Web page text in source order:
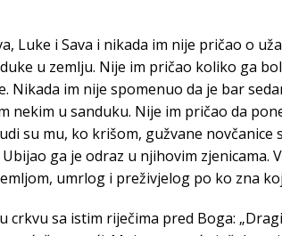
Luke i Sava i nikada im nije pričao o
u zemlju. Nije im pričao koliko ga
Nikada im nije spomenuo da je bar
nekim u sanduku. Nije im pričao da
su mu, ko krišom, gužvane novčanice
ga je odraz u njihovim zjenicama.
umrlog i preživjelog po ko zna
crkvu sa istim riječima pred Boga: